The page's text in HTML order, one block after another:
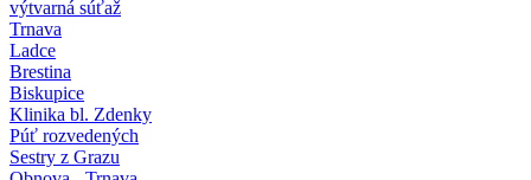
výtvarná súťaž
Trnava
Ladce
Brestina
Biskupice
Klinika bl. Zdenky
Púť rozvedených
Sestry z Grazu